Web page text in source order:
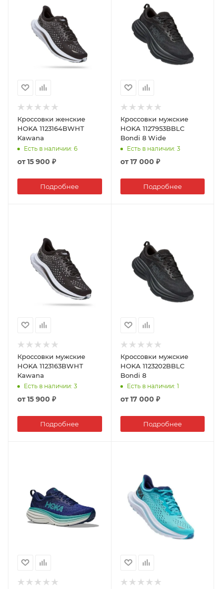
Кроссовки женские
HOKA 1123164BWHT
Kawana
Есть в наличии: 6
от15 900 ₽
Подробнее
Кроссовки мужские
HOKA 1127953BBLC
Bondi 8 Wide
Есть в наличии: 3
от17 000 ₽
Подробнее
Кроссовки мужские
HOKA 1123163BWHT
Kawana
Есть в наличии: 3
от15 900 ₽
Подробнее
Кроссовки мужские
HOKA 1123202BBLC
Bondi 8
Есть в наличии: 1
от17 000 ₽
Подробнее